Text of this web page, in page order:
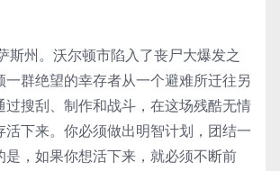
斯州。沃尔顿市陷入了丧尸大爆发之
一群绝望的幸存者从一个避难所迁往另
过搜刮、制作和战斗，在这场残酷无情
活下来。你必须做出明智计划，团结一
是，如果你想活下来，就必须不断前